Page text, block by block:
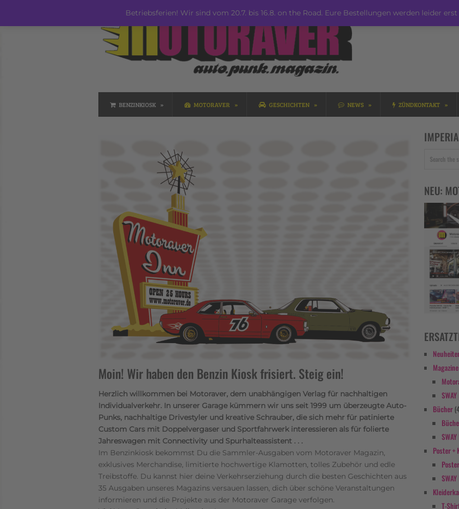
BENZINKIOSK MOTORAVER GESCHICHTEN NEWS ZÜNDKONTAKT
Moin! Wir haben den Benzin Kiosk frisiert. Steig ein!
Herzlich willkommen bei Motoraver, dem unabhängigen Verlag für nachhaltigen
Individualverkehr. In unserer Garage kümmern wir uns seit 1999 um überzeugte Auto-
Punks, nachhaltige Drivestyler und kreative Schrauber, die sich mehr für patinierte
Custom Cars mit Doppelvergaser und Sportfahrwerk interessieren als für folierte
Jahreswagen mit Connectivity und Spurhalteassistent . . .
Im Benzinkiosk bekommst Du die Sammler-Ausgaben vom Motoraver Magazin,
exklusives Merchandise, limitierte hochwertige Klamotten, tolles Zubehör und edle
Treibstoffe. Du kannst hier deine Verkehrserziehung durch die besten Geschichten aus
35 Ausgaben unseres Magazins versauen lassen, dich über schöne Veranstaltungen
informieren und die Projekte aus der Motoraver Garage verfolgen.
NEU:
Magazine
Bücher
Poster +
Poster
T-
Betriebsferien! Wir sind vom 20.7. bis 16.8. on the Road. Eure Bestellungen werden leider